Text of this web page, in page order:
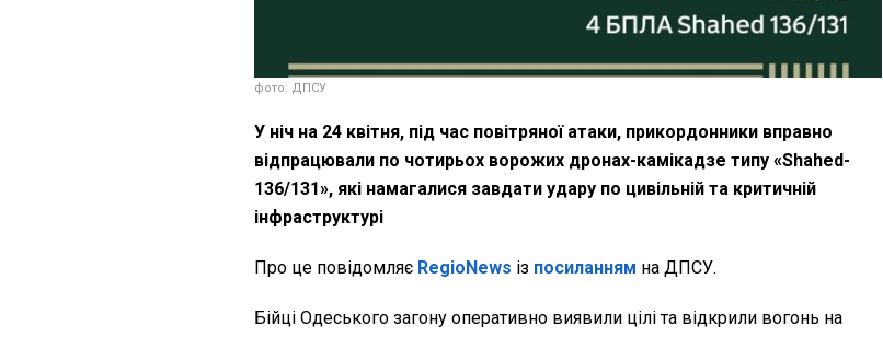
фото: ДПСУ
У ніч на 24 квітня, під час повітряної атаки, прикордонники вправно
відпрацювали по чотирьох ворожих дронах-камікадзе типу «Shahed-
136/131», які намагалися завдати удару по цивільній та критичній
інфраструктурі
Про це повідомляє RegioNews із посиланням на ДПСУ.
Бійці Одеського загону оперативно виявили цілі та відкрили вогонь на